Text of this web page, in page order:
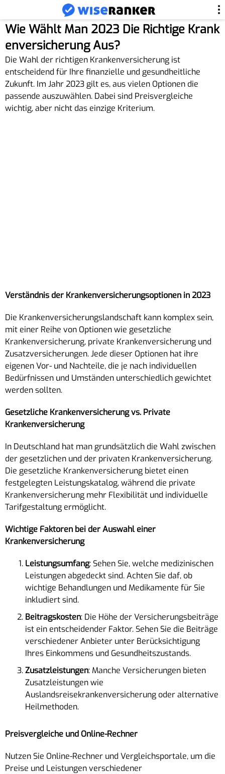
Wie Wählt Man 2023 Die Richtige Krank
Enversicherung Aus?
Die Wahl der richtigen Krankenversicherung ist
entscheidend für Ihre finanzielle und gesundheitliche
Zukunft. Im Jahr 2023 gilt es, aus vielen Optionen die
passende auszuwählen. Dabei sind Preisvergleiche
wichtig, aber nicht das einzige Kriterium.
Verständnis der Krankenversicherungsoptionen in 2023
Die Krankenversicherungslandschaft kann komplex sein,
mit einer Reihe von Optionen wie gesetzliche
Krankenversicherung, private Krankenversicherung und
Zusatzversicherungen. Jede dieser Optionen hat ihre
eigenen Vor- und Nachteile, die je nach individuellen
Bedürfnissen und Umständen unterschiedlich gewichtet
werden sollten.
Gesetzliche Krankenversicherung vs. Private
Krankenversicherung
In Deutschland hat man grundsätzlich die Wahl zwischen
der gesetzlichen und der privaten Krankenversicherung.
Die gesetzliche Krankenversicherung bietet einen
festgelegten Leistungskatalog, während die private
Krankenversicherung mehr Flexibilität und individuelle
Tarifgestaltung ermöglicht.
Wichtige Faktoren bei der Auswahl einer
Krankenversicherung
Leistungsumfang: Sehen Sie, welche medizinischen
Leistungen abgedeckt sind. Achten Sie daf, ob
wichtige Behandlungen und Medikamente für Sie
inkludiert sind.
Beitragskosten: Die Höhe der Versicherungsbeiträge
ist ein entscheidender Faktor. Sehen Sie die Beiträge
verschiedener Anbieter unter Berücksichtigung
Ihres Einkommens und Gesundheitszustands.
Zusatzleistungen: Manche Versicherungen bieten
Zusatzleistungen wie
Auslandsreisekrankenversicherung oder alternative
Heilmethoden.
Preisvergleiche und Online-Rechner
Nutzen Sie Online-Rechner und Vergleichsportale, um die
Preise und Leistungen verschiedener